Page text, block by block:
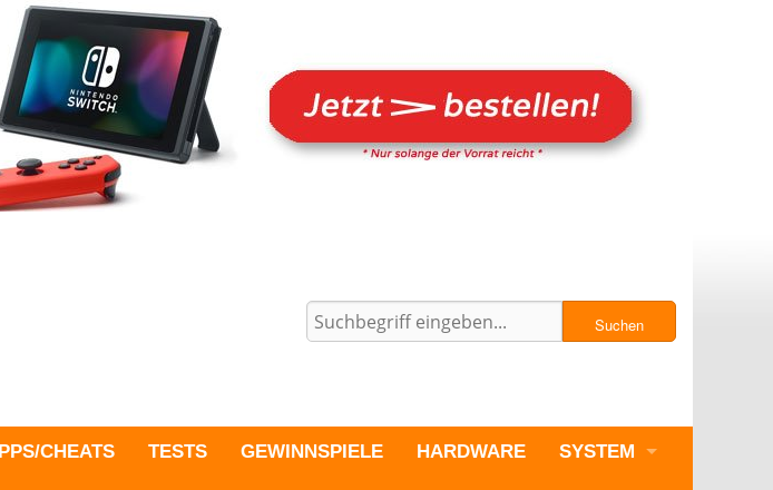
Suchen
CHEATS TESTS GEWINNSPIELE HARDWARE SYSTEM